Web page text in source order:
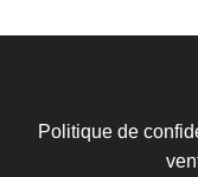
Politique de